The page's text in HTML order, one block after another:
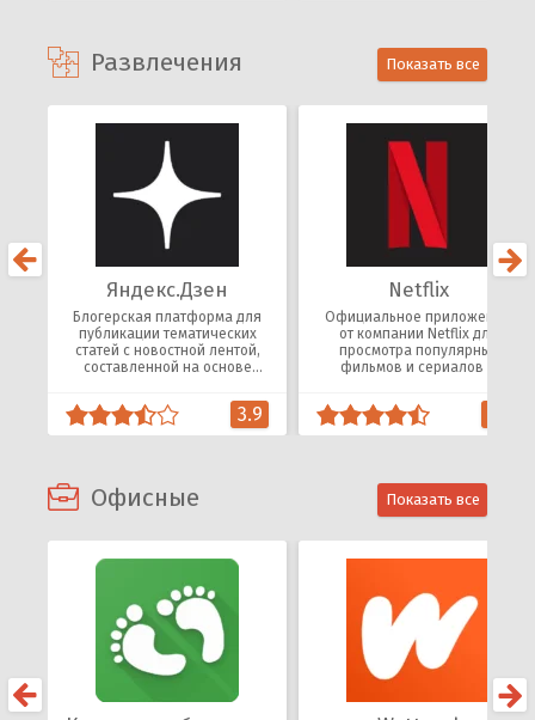
Развлечения Показать все
Яндекс.Дзен
Блогерская платформа для
публикации тематических
статей с новостной лентой,
составленной на основе
3.9
Netflix
Официальное приложение
от компании Netflix для
просмотра популярных
фильмов и сериалов в
режимах.
Офисные Показать все